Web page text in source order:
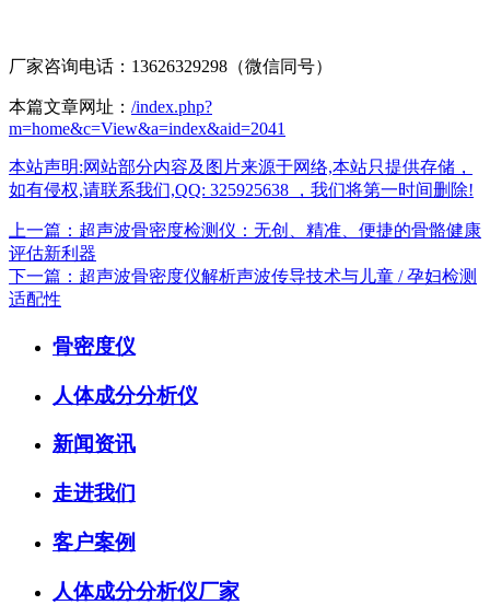
厂家咨询电话：13626329298（微信同号）
本篇文章网址： /index.php?
m=home&c=View&a=index&aid=2041
本站声明:网站部分内容及图片来源于网络,本站只提供存储，
如有侵权,请联系我们,QQ: 325925638 ，我们将第一时间删除!
上一篇：超声波骨密度检测仪：无创、精准、便捷的骨骼健康
评估新利器
下一篇：超声波骨密度仪解析声波传导技术与儿童 / 孕妇检测
适配性
骨密度仪
人体成分分析仪
新闻资讯
走进我们
客户案例
人体成分分析仪厂家